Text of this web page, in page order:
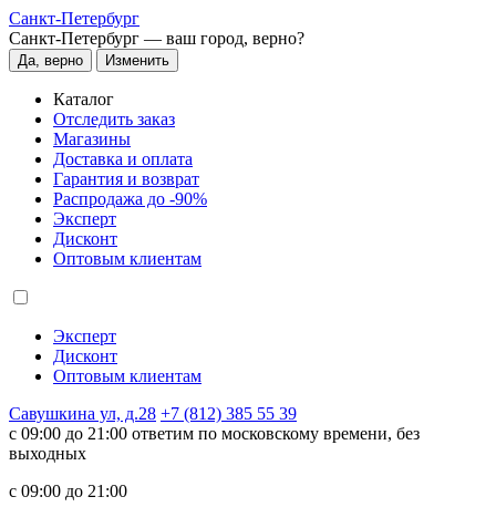
Санкт-Петербург
Санкт-Петербург — ваш город, верно?
Да, верно Изменить
Каталог
Отследить заказ
Магазины
Доставка и оплата
Гарантия и возврат
Распродажа до -90%
Эксперт
Дисконт
Оптовым клиентам
Эксперт
Дисконт
Оптовым клиентам
Савушкина ул, д.28 +7 (812) 385 55 39
c 09:00 до 21:00 ответим по московскому времени, без
выходных
c 09:00 до 21:00